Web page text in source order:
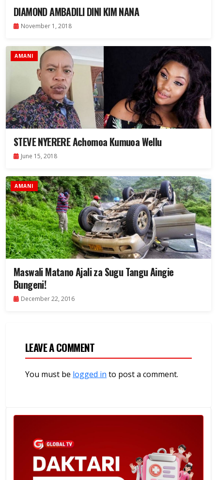
DIAMOND AMBADILI DINI KIM NANA
November 1, 2018
AMANI
STEVE NYERERE Achomoa Kumuoa Wellu
June 15, 2018
AMANI
Maswali Matano Ajali za Sugu Tangu Aingie
Bungeni!
December 22, 2016
LEAVE A COMMENT
You must be logged in to post a comment.